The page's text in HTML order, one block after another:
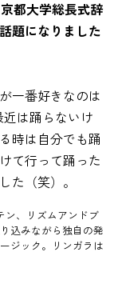
都大学総長式辞
題になりました
一番好きなのは
は踊らないけ
時は自分でも踊
て行って踊った
た（笑）。
ン、リズムアンドブ
込みながら独自の発
ジック。リンガラは